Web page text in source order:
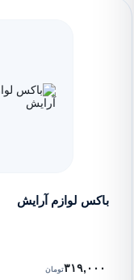
باکس لوازم آرایش
۳۱۹,۰۰۰تومان